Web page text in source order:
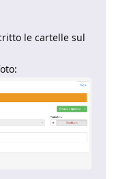
le cartelle sul